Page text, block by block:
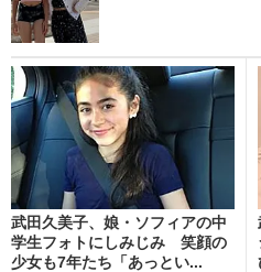
武田久美子、娘・ソフィアの中
学生フォトにしみじみ 笑顔の
少女も7年たち「あっとい...